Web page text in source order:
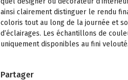
ainsi clairement distinguer le rendu
coloris tout au long de la journée et
d’éclairages. Les échantillons de
uniquement disponibles au fini velouté.
Partager